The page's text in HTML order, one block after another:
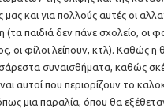
μας και για πολλούς αυτές οι
(τα παιδιά δεν πάνε σχολείο, οι
οι φίλοι λείπουν, κτλ). Καθώς η
συναισθήματα, καθώς
αυτοί που περιορίζουν το
μια παραλία, όπου θα